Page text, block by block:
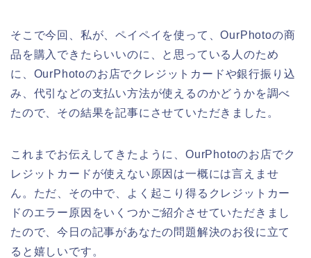
そこで今回、私が、ペイペイを使って、OurPhotoの商
品を購入できたらいいのに、と思っている人のため
に、OurPhotoのお店でクレジットカードや銀行振り込
み、代引などの支払い方法が使えるのかどうかを調べ
たので、その結果を記事にさせていただきました。
これまでお伝えしてきたように、OurPhotoのお店でク
レジットカードが使えない原因は一概には言えませ
ん。ただ、その中で、よく起こり得るクレジットカー
ドのエラー原因をいくつかご紹介させていただきまし
たので、今日の記事があなたの問題解決のお役に立て
ると嬉しいです。